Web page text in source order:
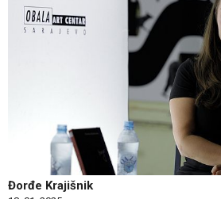
Đorđe Krajišnik